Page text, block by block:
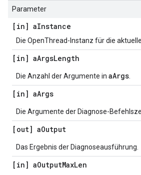
Parameter
[in] aInstance
Die OpenThread-Instanz für die
[in] aArgsLength
Die Anzahl der Argumente in aArgs
[in] aArgs
Die Argumente der Diagnose-
[out] aOutput
Das Ergebnis der Diagnoseausführung.
[in] aOutputMaxLen